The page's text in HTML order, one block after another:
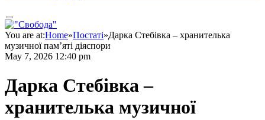
You are at:Home»Постаті»Дарка Стебівка – хранителька
музичної пам’яті діяспори
May 7, 2026 12:40 pm
Дарка Стебівка –
хранителька музичної